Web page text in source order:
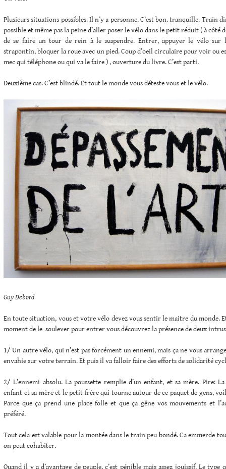
Plusieurs situations possibles. Il n’y a personne. C’est bon. tranquille. Train
possible et même pas la peine d’aller poser le vélo dans le petit réduit ( à côté
de se faire un tour de rein à le suspendre. Entrer, appuyer le vélo sur
strapontin, bloquer la roue avec un pied. Coup d’oeil circulaire pour voir ou
mec qui téléphone ou qui va le faire ) , ouverture du livre. C’est parti.
Deuxième cas. C’est blindé. Et tout le monde vous déteste vous et le vélo.
Guy Debord
En toute situation, vous et votre vélo devez vous sentir le maitre du monde.
moment de le soulever pour entrer vous découvrez la présence de deux intrus
1/ Un autre vélo, qui n’est pas forcément un ennemi, mais ça ne vous
envahie sur votre terrain. Et puis il va falloir faire des efforts de solidarité
2/ L’ennemi absolu. La poussette remplie d’un enfant, et sa mère. Pire:
enfant et sa mère et le petit frère qui tourne autour de ce paquet de gens,
Parce que ça prend une place folle et que ça gêne vos mouvements et
préféré.
Tout cela est valable pour la montée dans le train peu bondé. Ca emmerde
on peut cohabiter.
Quand il y a d’avantage de peuple, c’est pénible mais assez jouissif. Le type